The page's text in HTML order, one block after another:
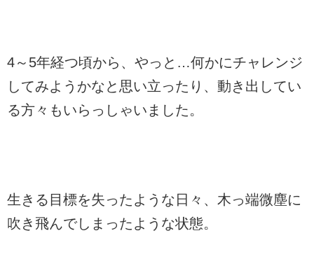
4～5年経つ頃から、やっと…何かにチャレンジ
してみようかなと思い立ったり、動き出してい
る方々もいらっしゃいました。
生きる目標を失ったような日々、木っ端微塵に
吹き飛んでしまったような状態。